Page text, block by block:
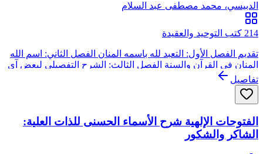
الدبيسي، محمد مصطفى عبد السلام
214 كتب التوحيد والعقيدة
تقديم الفصل الأول: التعبد لله باسمه المنان الفصل الثاني: اسم الله
المنان في القرآن والسنة الفصل الثالث: الشرح التفصيلي لبعض آي
المنة الفصل الرابع: بركات اسمه سبحانه وتعالى المنان وحظ
المؤمن منه
تفاصيل
الفتوحات الإلهية شرح الأسماء الحسنى للذات العلية:
الشاكر والشكور